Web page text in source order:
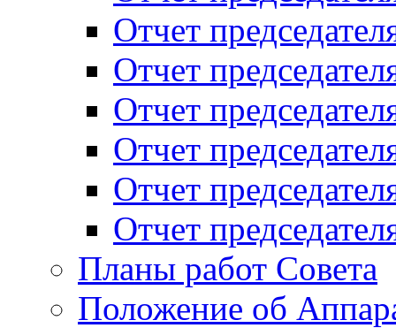
Отчет
Отчет
Отчет
Отчет
Отчет
Отчет
Планы работ Совета
Положение об